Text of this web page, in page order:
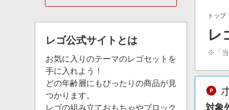
レゴ公式サイト とは
お気に入りのテーマのレゴセットを
手に入れよう！
どの年齢層にもぴったりの商品が見
つかります。
レゴの組み立ておもちゃやブロック
トップ
レ
※「当
対象